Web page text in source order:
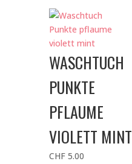
WASCHTUCH
PUNKTE
PFLAUME
VIOLETT MINT
CHF5.00